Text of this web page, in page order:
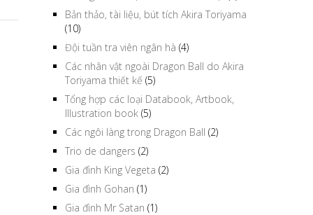
Bản thảo, tài liệu, bút tích Akira Toriyama
(10)
Đội tuần tra viên ngân hà (4)
Các nhân vật ngoài Dragon Ball do Akira
Toriyama thiết kế (5)
Tổng hợp các loại Databook, Artbook,
Illustration book (5)
Các ngôi làng trong Dragon Ball (2)
Trio de dangers (2)
Gia đình King Vegeta (2)
Gia đình Gohan (1)
Gia đình Mr Satan (1)